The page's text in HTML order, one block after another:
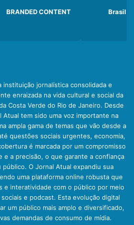
BRANDED CONTENT Brasil
instituição jornalística consolidada e
enraizada na vida cultural e social da
Costa Verde do Rio de Janeiro. Desde
Atual tem sido uma voz importante na
ampla gama de temas que vão desde a
questões sociais urgentes, economia,
é marcada por um compromisso
e a precisão, o que garante a confiança
O Jornal Atual expandiu sua
uma plataforma online robusta que
e interatividade com o público por meio
e podcast. Esta evolução digital
um público mais amplo e diversificado,
demandas de consumo de mídia.